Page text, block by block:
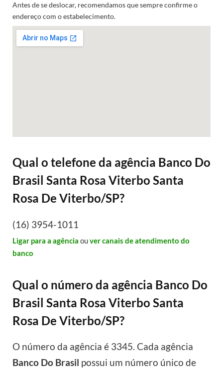
Antes de se deslocar, recomendamos que sempre confirme o
endereço com o estabelecimento.
Qual o telefone da agência Banco Do
Brasil Santa Rosa Viterbo Santa
Rosa De Viterbo/SP?
(16) 3954-1011
Ligar para a agência ouver canais de atendimento do
banco
Qual o número da agência Banco Do
Brasil Santa Rosa Viterbo Santa
Rosa De Viterbo/SP?
O número da agência é 3345. Cada agência
Banco Do Brasil possui um número único de